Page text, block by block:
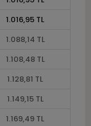
1.016,95 TL
1.088,14 TL
1.108,48 TL
1.128,81 TL
1.149,15 TL
1.169,49 TL